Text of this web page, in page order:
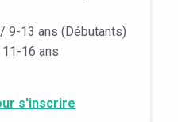
9-13 ans (Débutants)
16 ans
s'inscrire